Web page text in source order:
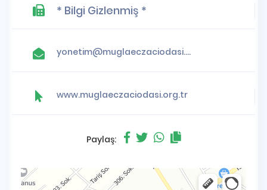
* Bilgi Gizlenmiş *
yonetim@muglaeczaciodasi.org.tr
www.muglaeczaciodasi.org.tr
Paylaş: